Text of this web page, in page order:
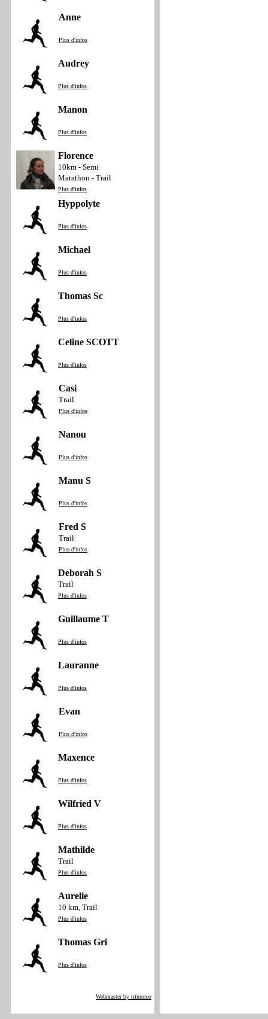
Anne
Plus d'infos
Audrey
Plus d'infos
Manon
Plus d'infos
Florence
10km - Semi
Marathon - Trail
Plus d'infos
Hyppolyte
Plus d'infos
Michael
Plus d'infos
Thomas Sc
Plus d'infos
Celine SCOTT
Plus d'infos
Casi
Trail
Plus d'infos
Nanou
Plus d'infos
Manu S
Plus d'infos
Fred S
Trail
Plus d'infos
Deborah S
Trail
Plus d'infos
Guillaume T
Plus d'infos
Lauranne
Plus d'infos
Evan
Plus d'infos
Maxence
Plus d'infos
Wilfried V
Plus d'infos
Mathilde
Trail
Plus d'infos
Aurelie
10 km, Trail
Plus d'infos
Thomas Gri
Plus d'infos
Webmaster by trimoreo